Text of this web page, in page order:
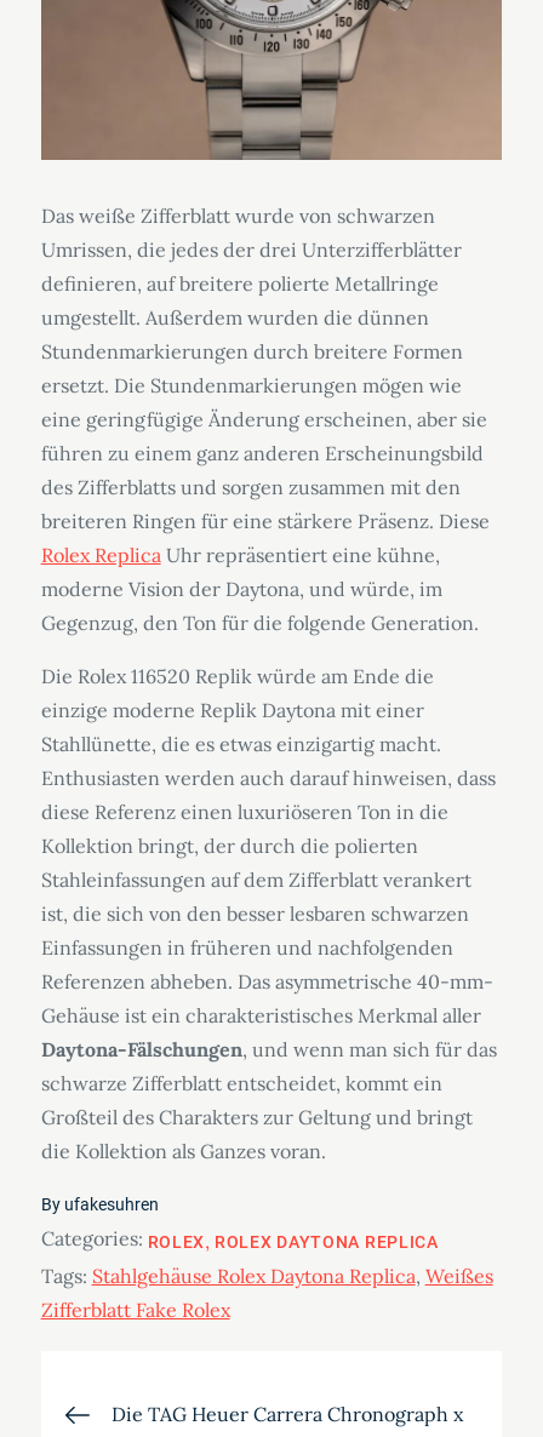
Das weiße Zifferblatt wurde von schwarzen
Umrissen, die jedes der drei Unterzifferblätter
definieren, auf breitere polierte Metallringe
umgestellt. Außerdem wurden die dünnen
Stundenmarkierungen durch breitere Formen
ersetzt. Die Stundenmarkierungen mögen wie
eine geringfügige Änderung erscheinen, aber sie
führen zu einem ganz anderen Erscheinungsbild
des Zifferblatts und sorgen zusammen mit den
breiteren Ringen für eine stärkere Präsenz. Diese
Rolex Replica Uhr repräsentiert eine kühne,
moderne Vision der Daytona, und würde, im
Gegenzug, den Ton für die folgende Generation.
Die Rolex 116520 Replik würde am Ende die
einzige moderne Replik Daytona mit einer
Stahllünette, die es etwas einzigartig macht.
Enthusiasten werden auch darauf hinweisen, dass
diese Referenz einen luxuriöseren Ton in die
Kollektion bringt, der durch die polierten
Stahleinfassungen auf dem Zifferblatt verankert
ist, die sich von den besser lesbaren schwarzen
Einfassungen in früheren und nachfolgenden
Referenzen abheben. Das asymmetrische 40-mm-
Gehäuse ist ein charakteristisches Merkmal aller
Daytona-Fälschungen, und wenn man sich für das
schwarze Zifferblatt entscheidet, kommt ein
Großteil des Charakters zur Geltung und bringt
die Kollektion als Ganzes voran.
By ufakesuhren
Categories: ROLEX ROLEX DAYTONA REPLICA
Tags: Stahlgehäuse Rolex Daytona Replica, Weißes
Zifferblatt Fake Rolex
Beitragsnavigation
Die TAG Heuer Carrera Chronograph x